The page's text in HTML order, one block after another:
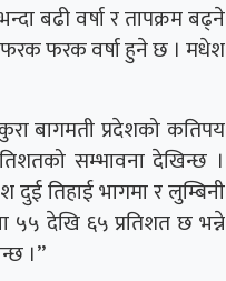
बढी वर्षा र तापक्रम बढ्ने
फरक फरक वर्षा हुने छ । मधेश
कुरा बागमती प्रदेशको कतिपय
सम्भावना देखिन्छ ।
दुई तिहाई भागमा र लुम्बिनी
५५ देखि ६५ प्रतिशत छ भन्ने
।’’